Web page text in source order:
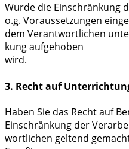
Wur­de die Ein­schrän­kung
o.g. Vor­aus­set­zun­gen
dem Ver­ant­wort­li­chen
kung auf­ge­ho­ben
wird.
3. Recht auf
Haben Sie das Recht auf
Ein­schrän­kung der
wort­li­chen gel­tend